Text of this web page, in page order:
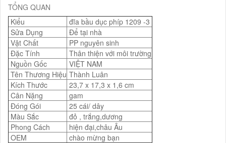
TỔNG QUAN
Kiểu
đĩa bầu dục phíp 1209 -3
Sửa Dụng
Để tại nhà
Vật Chất
PP nguyên sinh
Đặc Tính
Thân thiện với môi trường
Nguồn Gốc
VIỆT NAM
Tên Thương Hiệu Thành Luân
Kích Thước
23,7 x 17,3 x 1,6 cm
Cân Nặng
gam
Đóng Gói
25 cái/ dây
Màu Sắc
đỏ , trắng,dương
Phong Cách
hiện đại,châu Âu
OEM
chào mừng bạn